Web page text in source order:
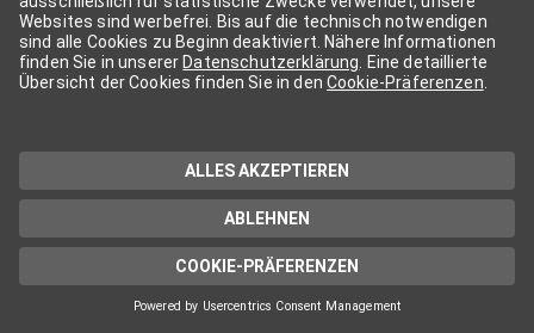
Geschäftsbedingungender APA - Austria Presse Agentur.
Die von Ihnen angegebenen Daten werden ausschließlich für die
Zwecke der Demo-Nutzung bzw. des Vertragsverhältnisses genutzt.
Eine darüber hinaus gehende oder andersartige Verwendung ist nur mit
technischen Support stehen wir Ihnen jederzeit gerne zur Verfügung.
Datenschutzerklärung
Cookie-Präferenzen